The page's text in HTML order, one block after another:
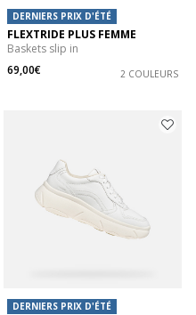
DERNIERS PRIX D'ÉTÉ
FLEXTRIDE PLUS FEMME
Baskets slip in
69,00€
2 COULEURS
DERNIERS PRIX D'ÉTÉ